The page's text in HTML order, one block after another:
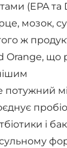
(EPA та
мозок,
ж
Orange, що
потужний
і